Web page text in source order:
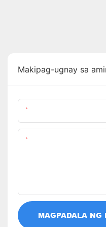
Makipag-ugnay sa
MAGPADALA NG